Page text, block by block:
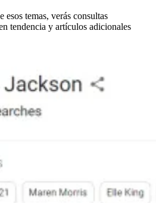
esos temas, verás consultas
tendencia y artículos adicionales